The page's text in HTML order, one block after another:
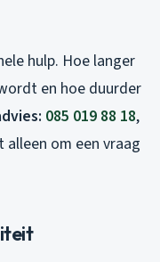
hulp. Hoe langer
en hoe duurder
085 019 88 18,
alleen om een vraag